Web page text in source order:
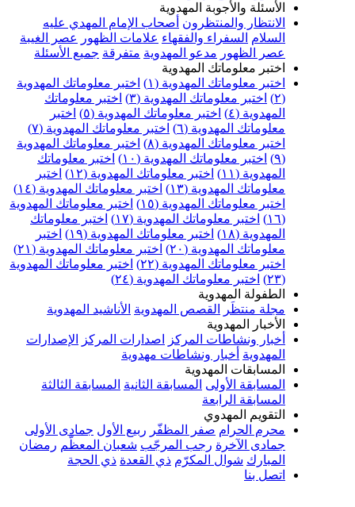
الأسئلة والأجوبة المهدوية
الانتظار والمنتظرون
أصحاب الإمام المهدي عليه
السفراء والفقهاء علامات الظهور عصر الغيبة
مدعو المهدوية متفرقة جميع الأسئلة
اختبر معلوماتك المهدوية
اختبر معلوماتك المهدوية (١)
اختبر معلوماتك المهدوية
اختبر معلوماتك المهدوية (٣)
اختبر معلوماتك
اختبر معلوماتك المهدوية (٥)
اختبر
معلوماتك المهدوية (٦)
اختبر معلوماتك المهدوية (٧)
اختبر معلوماتك المهدوية (٨)
اختبر معلوماتك المهدوية
اختبر معلوماتك المهدوية (١٠)
اختبر معلوماتك
اختبر معلوماتك المهدوية (١٢)
اختبر
معلوماتك المهدوية (١٣)
اختبر معلوماتك المهدوية (١٤)
اختبر معلوماتك المهدوية (١٥)
اختبر معلوماتك المهدوية
اختبر معلوماتك المهدوية (١٧)
اختبر معلوماتك
اختبر معلوماتك المهدوية (١٩)
اختبر
معلوماتك المهدوية (٢٠)
اختبر معلوماتك المهدوية (٢١)
اختبر معلوماتك المهدوية (٢٢)
اختبر معلوماتك المهدوية
اختبر معلوماتك المهدوية (٢٤)
الطفولة المهدوية
مجلة منتظَر
القصص المهدوية الأناشيد المهدوية
الأخبار المهدوية
أخبار ونشاطات المركز اصدارات المركز الإصدارات
أخبار ونشاطات مهدوية
المسابقات المهدوية
المسابقة الأولى المسابقة الثانية المسابقة الثالثة
المسابقة الرابعة
التقويم المهدوي
محرم الحرام صفر المظفّر ربيع الأول جمادى الأولى
جمادى الآخرة رجب المرجّب شعبان المعظّم رمضان
شوال المكرّم ذي القعدة ذي الحجة